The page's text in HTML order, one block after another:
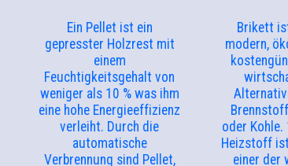
Ein Pellet ist ein
gepresster Holzrest mit
einem
Feuchtigkeitsgehalt von
weniger als 10 % was ihm
eine hohe Energieeffizienz
verleiht. Durch die
automatische
Verbrennung sind Pellet,
Brikett
modern,
oder Kohle.
Heizstoff
einer der